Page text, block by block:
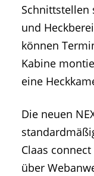
Schnittstellen
und
können
Kabine
eine
Die neuen
Claas
über